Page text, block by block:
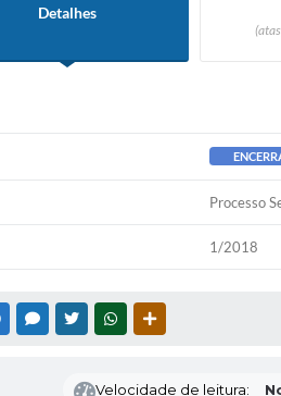
Detalhes
Processo
1/2018
FACEBOOKMESSENGER
TWITTERWHATSAPP
Velocidade de leitura: